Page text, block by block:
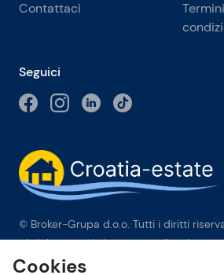
Contattaci
Seguici
© Broker-Grupa d.o.o. Tutti i diritti
Obala kneza Branimira 1, 21000 Split-Phone:
Cookies